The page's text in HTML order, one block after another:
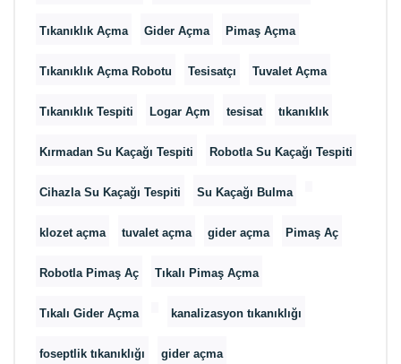
Tıkanıklık Açma Gider Açma Pimaş Açma
Tıkanıklık Açma Robotu Tesisatçı Tuvalet Açma
Tıkanıklık Tespiti Logar Açm tesisat tıkanıklık
Kırmadan Su Kaçağı Tespiti Robotla Su Kaçağı Tespiti
Cihazla Su Kaçağı Tespiti Su Kaçağı Bulma
klozet açma tuvalet açma gider açma Pimaş Aç
Robotla Pimaş Aç Tıkalı Pimaş Açma
Tıkalı Gider Açma kanalizasyon tıkanıklığı
foseptlik tıkanıklığı gider açma